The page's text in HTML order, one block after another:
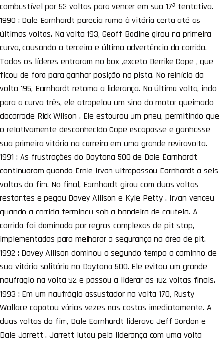
combustível por 53 voltas para vencer em sua 17ª tentativa.
1990 : Dale Earnhardt parecia rumo à vitória certa até as
últimas voltas. Na volta 193, Geoff Bodine girou na primeira
curva, causando a terceira e última advertência da corrida.
Todos os líderes entraram no box ,exceto Derrike Cope , que
ficou de fora para ganhar posição na pista. No reinício da
volta 195, Earnhardt retoma a liderança. Na última volta, indo
para a curva três, ele atropelou um sino do motor queimado
docarrode Rick Wilson . Ele estourou um pneu, permitindo que
o relativamente desconhecido Cope escapasse e ganhasse
sua primeira vitória na carreira em uma grande reviravolta.
1991 : As frustrações do Daytona 500 de Dale Earnhardt
continuaram quando Ernie Irvan ultrapassou Earnhardt a seis
voltas do fim. No final, Earnhardt girou com duas voltas
restantes e pegou Davey Allison e Kyle Petty . Irvan venceu
quando a corrida terminou sob a bandeira de cautela. A
corrida foi dominada por regras complexas de pit stop,
implementadas para melhorar a segurança na área de pit.
1992 : Davey Allison dominou o segundo tempo a caminho de
sua vitória solitária no Daytona 500. Ele evitou um grande
naufrágio na volta 92 e passou a liderar as 102 voltas finais.
1993 : Em um naufrágio assustador na volta 170, Rusty
Wallace capotou várias vezes nas costas imediatamente. A
duas voltas do fim, Dale Earnhardt liderava Jeff Gordon e
Dale Jarrett . Jarrett lutou pela liderança com uma volta